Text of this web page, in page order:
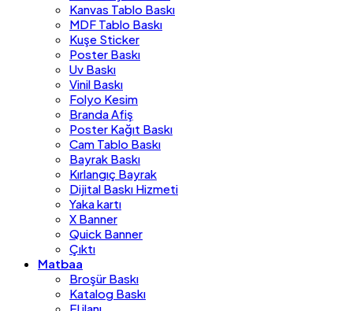
Kanvas Tablo Baskı
MDF Tablo Baskı
Kuşe Sticker
Poster Baskı
Uv Baskı
Vinil Baskı
Folyo Kesim
Branda Afiş
Poster Kağıt Baskı
Cam Tablo Baskı
Bayrak Baskı
Kırlangıç Bayrak
Dijital Baskı Hizmeti
Yaka kartı
X Banner
Quick Banner
Çıktı
Matbaa
Broşür Baskı
Katalog Baskı